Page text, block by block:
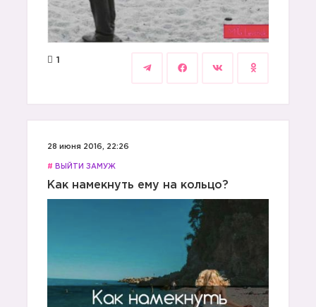
1
28 июня 2016, 22:26
# ВЫЙТИ ЗАМУЖ
Как намекнуть ему на кольцо?